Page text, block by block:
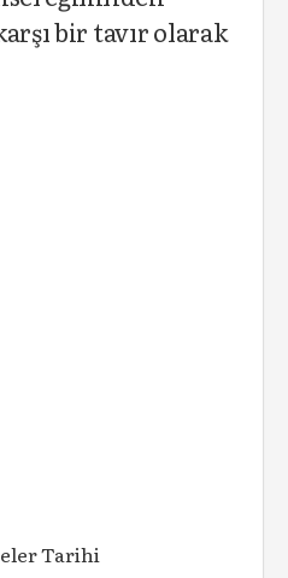
bir tavır olarak
Tarihi